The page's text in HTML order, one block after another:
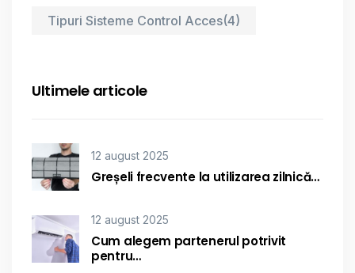
Tipuri Sisteme Control Acces(4)
Ultimele articole
12 august 2025
Greșeli frecvente la utilizarea zilnică…
12 august 2025
Cum alegem partenerul potrivit
pentru…